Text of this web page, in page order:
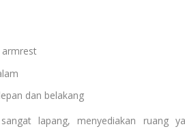
armrest
dan belakang
lapang, menyediakan ruang